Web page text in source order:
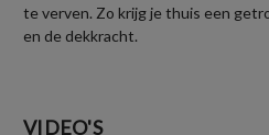
te verven. Zo krijg je thuis een
en de dekkracht.
VIDEO'S